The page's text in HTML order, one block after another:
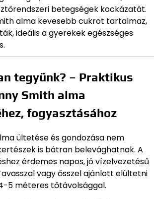
betegségek kockázatát.
alma kevesebb cukrot tartalmaz,
ideális a gyerekek egészséges
tegyünk? – Praktikus
Smith alma
fogyasztásához
ültetése és gondozása nem
is bátran belevághatnak. A
érdemes napos, jó vízelvezetésű
vagy ősszel ajánlott elültetni
5 méteres tőtávolsággal.